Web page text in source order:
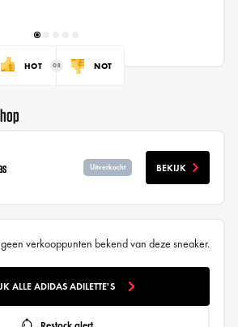
HOT NOT
Uitverkocht BEKIJK
verkooppunten bekend van deze sneaker.
ALLE ADIDAS ADILETTE'S